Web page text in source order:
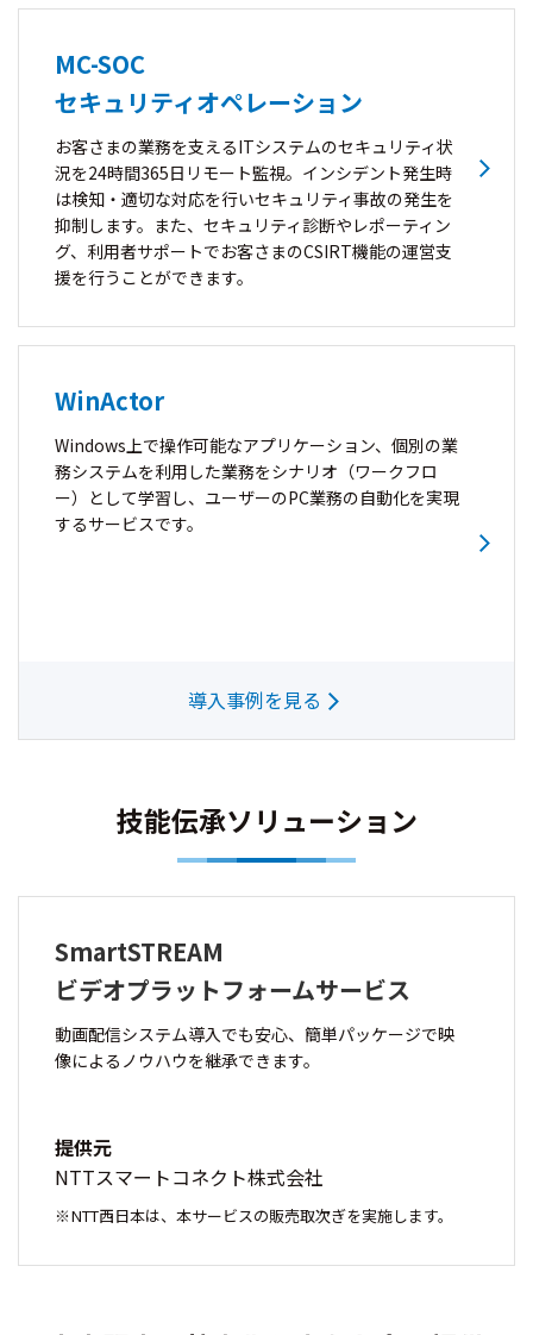
MC-SOC
セキュリティオペレーション
お客さまの業務を支えるITシステムのセキュリティ状
況を24時間365日リモート監視。インシデント発生時
は検知・適切な対応を行いセキュリティ事故の発生を
抑制します。また、セキュリティ診断やレポーティン
グ、利用者サポートでお客さまのCSIRT機能の運営支
援を行うことができます。
WinActor
Windows上で操作可能なアプリケーション、個別の業
務システムを利用した業務をシナリオ（ワークフロ
ー）として学習し、ユーザーのPC業務の自動化を実現
するサービスです。
導入事例を見る
技能伝承ソリューション
SmartSTREAM
ビデオプラットフォームサービス
動画配信システム導入でも安心、簡単パッケージで映
像によるノウハウを継承できます。
提供元
NTTスマートコネクト株式会社
NTT西日本は、本サービスの販売取次ぎを実施します。